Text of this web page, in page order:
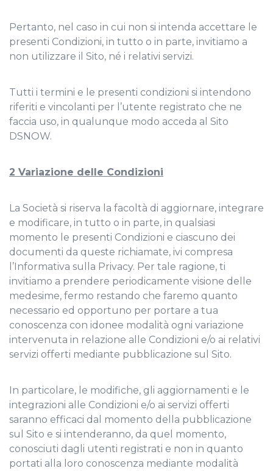
Pertanto, nel caso in cui non si intenda accettare le
presenti Condizioni, in tutto o in parte, invitiamo a
non utilizzare il Sito, né i relativi servizi.
Tutti i termini e le presenti condizioni si intendono
riferiti e vincolanti per l’utente registrato che ne
faccia uso, in qualunque modo acceda al Sito
DSNOW.
2 Variazione delle Condizioni
La Società si riserva la facoltà di aggiornare, integrare
e modificare, in tutto o in parte, in qualsiasi
momento le presenti Condizioni e ciascuno dei
documenti da queste richiamate, ivi compresa
l’Informativa sulla Privacy. Per tale ragione, ti
invitiamo a prendere periodicamente visione delle
medesime, fermo restando che faremo quanto
necessario ed opportuno per portare a tua
conoscenza con idonee modalità ogni variazione
intervenuta in relazione alle Condizioni e/o ai relativi
servizi offerti mediante pubblicazione sul Sito.
In particolare, le modifiche, gli aggiornamenti e le
integrazioni alle Condizioni e/o ai servizi offerti
saranno efficaci dal momento della pubblicazione
sul Sito e si intenderanno, da quel momento,
conosciuti dagli utenti registrati e non in quanto
portati alla loro conoscenza mediante modalità